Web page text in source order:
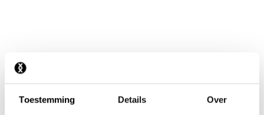
Toestemming Details Over